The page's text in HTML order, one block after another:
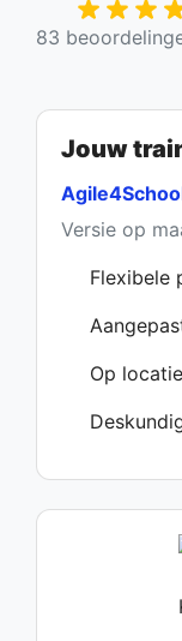
83
Jouw
Versie op
Flexibele
Op